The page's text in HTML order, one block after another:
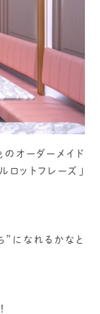
オーダーメイド
ロットフレーズ」
”になれるかなと